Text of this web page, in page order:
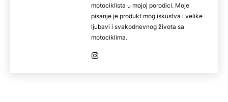
motociklista u mojoj porodici. Moje
pisanje je produkt mog iskustva i velike
ljubavi i svakodnevnog života sa
motociklima.